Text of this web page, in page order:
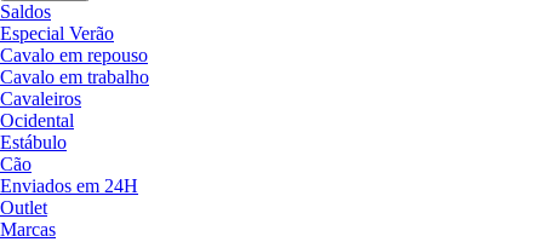
Saldos
Especial Verão
Cavalo em repouso
Cavalo em trabalho
Cavaleiros
Ocidental
Estábulo
Cão
Enviados em 24H
Outlet
Marcas